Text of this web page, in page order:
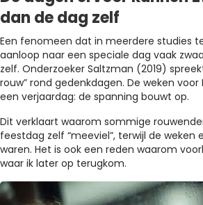
dan de dag zelf
Een fenomeen dat in meerdere studies
aanloop naar een speciale dag vaak
zelf. Onderzoeker Saltzman (2019)
rouw” rond gedenkdagen. De weken
een verjaardag: de spanning bouwt op.
Dit verklaart waarom sommige
feestdag zelf “meeviel”, terwijl de
waren. Het is ook een reden waarom
waar ik later op terugkom.